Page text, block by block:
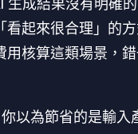
看起來很合理」的
用核算這類場景，
你以為節省的是輸入